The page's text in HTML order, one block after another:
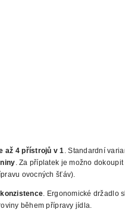
až 4 přístrojů v 1. Standardní
. Za příplatek je možno
ovocných šťáv).
. Ergonomické držadlo
během přípravy jídla.